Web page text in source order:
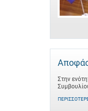
Στην